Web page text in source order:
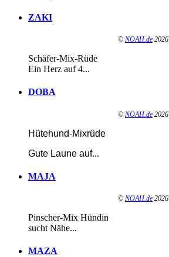
ZAKI
© NOAH.de 2026
Schäfer-Mix-Rüde
Ein Herz auf 4...
DOBA
© NOAH.de 2026
Hütehund-Mixrüde
Gute Laune auf...
MAJA
© NOAH.de 2026
Pinscher-Mix Hündin
sucht Nähe...
MAZA